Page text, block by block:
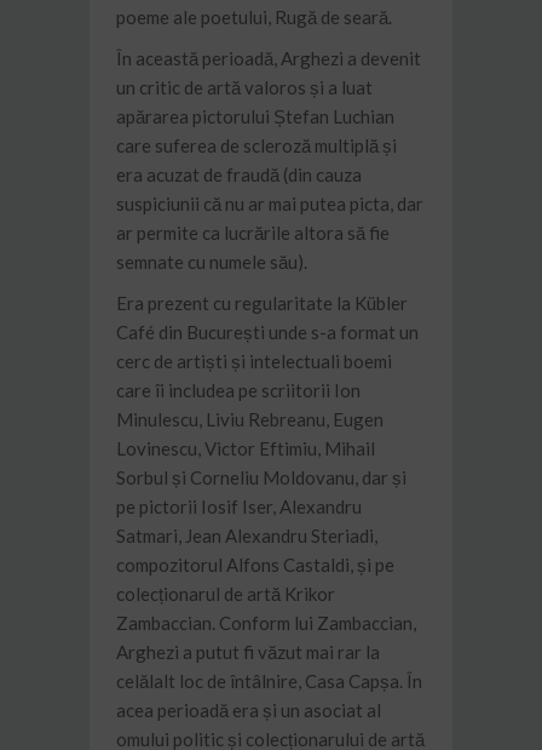
poeme ale poetului, Rugă de seară.
În această perioadă, Arghezi a devenit
un critic de artă valoros și a luat
apărarea pictorului Ștefan Luchian
care suferea de scleroză multiplă și
era acuzat de fraudă (din cauza
suspiciunii că nu ar mai putea picta, dar
ar permite ca lucrările altora să fie
semnate cu numele său).
Era prezent cu regularitate la Kübler
Café din București unde s-a format un
cerc de artiști și intelectuali boemi
care îi includea pe scriitorii Ion
Minulescu, Liviu Rebreanu, Eugen
Lovinescu, Victor Eftimiu, Mihail
Sorbul și Corneliu Moldovanu, dar și
pe pictorii Iosif Iser, Alexandru
Satmari, Jean Alexandru Steriadi,
compozitorul Alfons Castaldi, și pe
colecționarul de artă Krikor
Zambaccian. Conform lui Zambaccian,
Arghezi a putut fi văzut mai rar la
celălalt loc de întâlnire, Casa Capșa. În
acea perioadă era și un asociat al
omului politic și colecționarului de artă